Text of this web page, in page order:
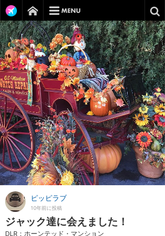
ピッピラブ
10年前に投稿
ジャック達に会えました！
DLR：ホーンテッド・マンション